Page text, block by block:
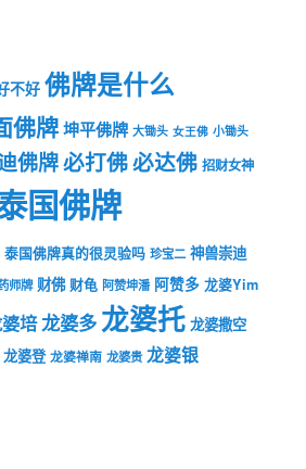
不好 佛牌是什么
佛牌坤平佛牌 大锄头 女王佛 小锄头
佛牌必打佛必达佛 招财女神
国佛牌
泰国佛牌真的很灵验吗 珍宝二 神兽崇迪
师牌 财佛 财龟 阿赞坤潘 阿赞多 龙婆Yim
培龙婆多龙婆托 龙婆撒空
龙婆登 龙婆禅南 龙婆贵 龙婆银